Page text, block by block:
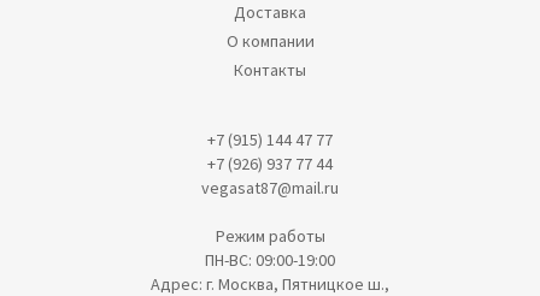
Доставка
О компании
Контакты
+7 (915) 144 47 77
+7 (926) 937 77 44
vegasat87@mail.ru
Режим работы
ПН-ВС: 09:00-19:00
Адрес: г. Москва, Пятницкое ш.,